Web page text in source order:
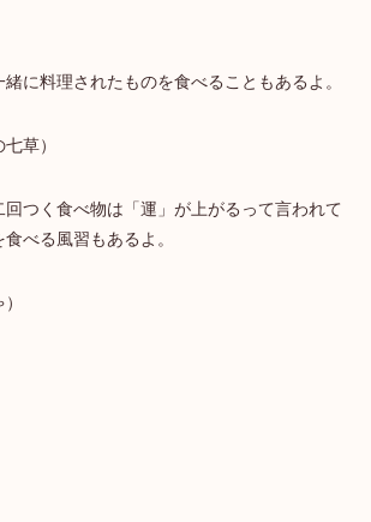
に料理されたものを食べることもあるよ。
草）
つく食べ物は「運」が上がるって言われて
べる風習もあるよ。